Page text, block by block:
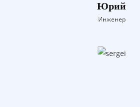
Юрий
Инженер